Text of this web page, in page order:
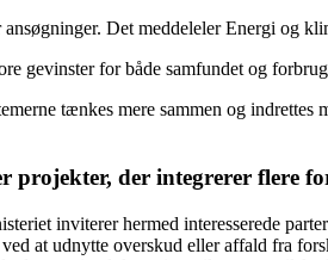
Det meddeleler Energi og
gevinster for både samfundet og
tænkes mere sammen og
projekter, der integrerer flere
inviterer hermed interesserede
at udnytte overskud eller affald fra